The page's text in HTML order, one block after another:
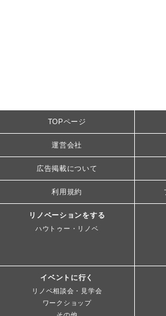
TOPページ
運営会社
広告掲載について
利用規約
リノベーションをする
ハウトゥー・リノベ
イベントに行く
リノベ相談会・見学会
ワークショップ